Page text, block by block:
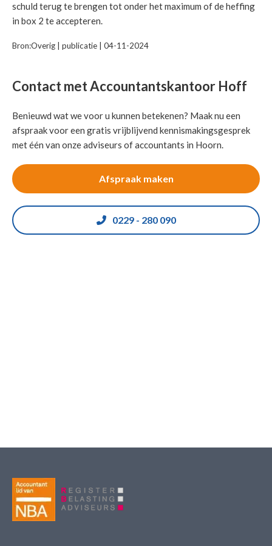
schuld terug te brengen tot onder het maximum of de heffing
in box 2 te accepteren.
Bron:Overig | publicatie | 04-11-2024
Contact met Accountantskantoor Hoff
Benieuwd wat we voor u kunnen betekenen? Maak nu een
afspraak voor een gratis vrijblijvend kennismakingsgesprek
met één van onze adviseurs of accountants in Hoorn.
Afspraak maken
0229 - 280 090